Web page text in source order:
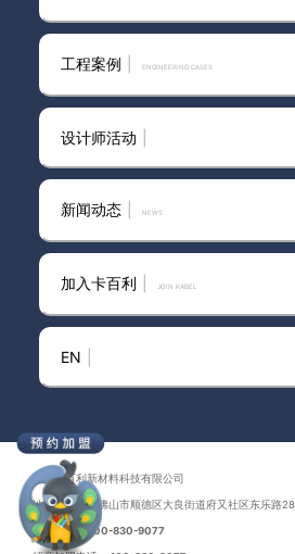
喜讯丨卡百利
术涂料功勋品
膺“百花奖中
商”
艺术涂料是什
2026年市面
涂料：性能验
国内知名的净
工程案例 ENGINEERING CASES
设计师活动
新闻动态 news
加入卡百利 JOIN KABEL
EN
广东卡百利新材料科技有限公司
地址：广东省佛山市顺德区大良街道府又社区东乐路
联系电话：400-830-9077